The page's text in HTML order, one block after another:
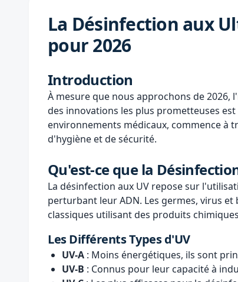
La Désinfection aux
pour 2026
Introduction
À mesure que nous approchons de
des innovations les plus prometteuses
environnements médicaux, commence à
d'hygiène et de sécurité.
Qu'est-ce que la
La désinfection aux UV repose sur
perturbant leur ADN. Les germes, virus
classiques utilisant des produits
Les Différents Types d'UV
UV-A : Moins énergétiques, ils sont
UV-B : Connus pour leur capacité à